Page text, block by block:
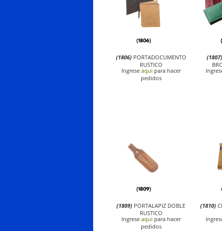
(1806) PORTADOCUMENTO
RUSTICO
Ingrese aqui para hacer
pedidos
(1807)
(1809) PORTALAPIZ DOBLE
RUSTICO
Ingrese aqui para hacer
pedidos
(1810)